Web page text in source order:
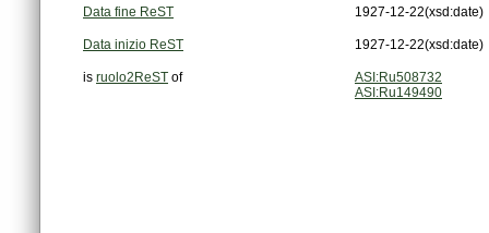
Data fine ReST 1927-12-22(xsd:date)
Data inizio ReST 1927-12-22(xsd:date)
is ruolo2ReST of
ASI:Ru508732
ASI:Ru149490